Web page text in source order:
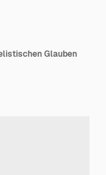
Glauben